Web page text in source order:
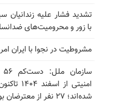
تشدید فشار علیه زندانیان
با زور و محرومیت‌های
مشروطیت در نجوا با ایران
امنیتی از
شده‌اند؛ ۲۷ نفر از معترضان بودند